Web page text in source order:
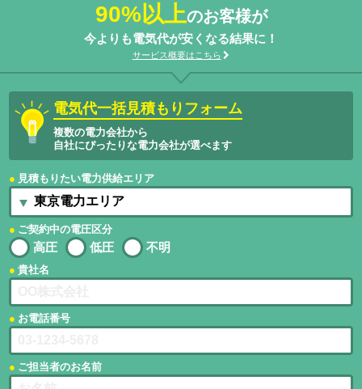
90%以上のお客様が
今よりも電気代が安くなる結果に！
サービス概要はこちら
電気代一括見積もりフォーム
複数の電力会社から
自社にぴったりな電力会社が選べます
見積もりたい電力供給エリア
ご契約中の電圧区分
高圧 低圧 不明
貴社名
お電話番号
ご担当者のお名前